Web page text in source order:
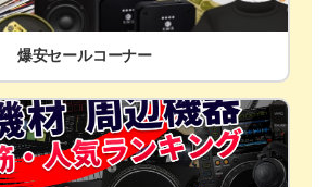
爆安セールコーナー